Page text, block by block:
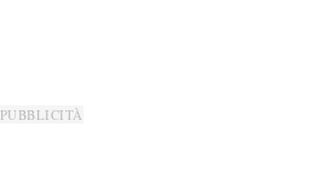
PUBBLICITÀ